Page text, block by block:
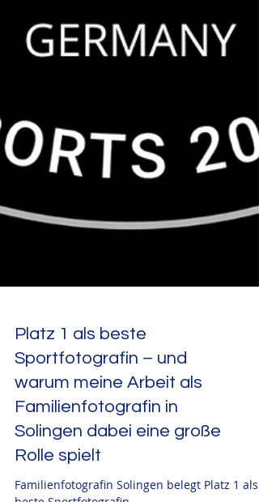
Platz 1 als beste
Sportfotografin – und
warum meine Arbeit als
Familienfotografin in
Rolle spielt